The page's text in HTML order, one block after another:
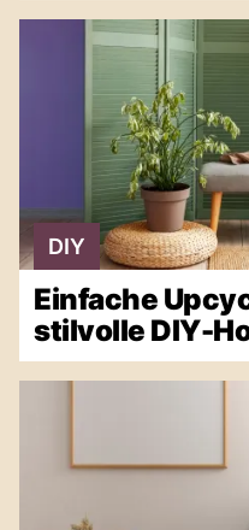
DIY
Einfache
stilvolle DIY-